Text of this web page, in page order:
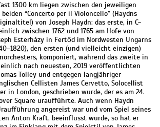
1300 km liegen zwischen den jeweiligen
“Concerto per il Violoncello” (Haydns
von Joseph Haydn: das erste, in C-
zwischen 1762 und 1765 am Hofe von
Esterházy in Fertőd im Nordwesten Ungarns
den ersten (und vielleicht einzigen)
komponiert, während das zweite in
nach neuesten, 2019 veröffentlichten
Tolley und entgegen langjähriger
Cellisten James Cervetto, Solocellist
in London, geschrieben wurde, der es am 24.
Square uraufführte. Auch wenn Haydn
angereist war und vom Spiel seines
Anton Kraft, beeinflusst wurde, so hat er